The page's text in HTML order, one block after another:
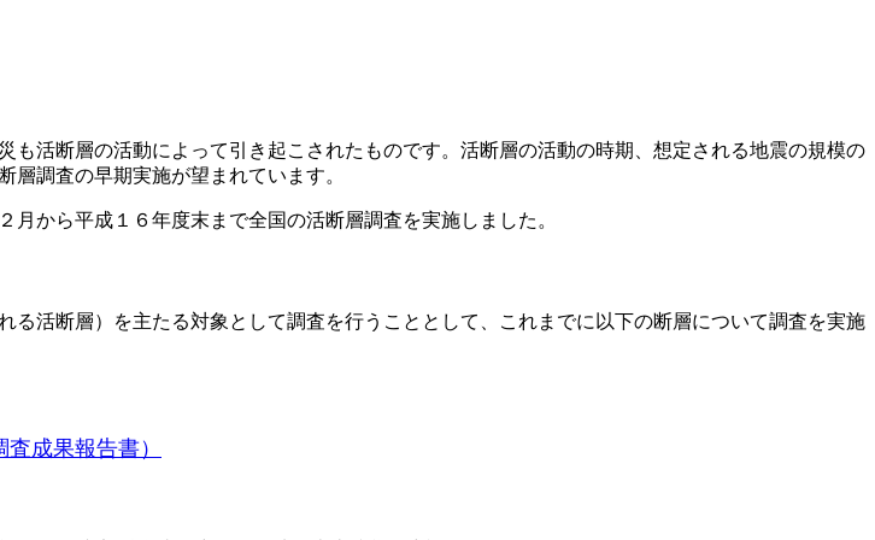
活断層の活動によって引き起こされたものです。活断層の活動の時期、想定される地震の規模の
調査の早期実施が望まれています。
から平成１６年度末まで全国の活断層調査を実施しました。
活断層）を主たる対象として調査を行うこととして、これまでに以下の断層について調査を実施
成果報告書）